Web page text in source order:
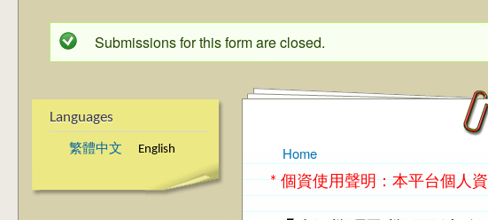
Status message
Submissions for this form are closed.
Languages
繁體中文 English
You are here
Home
* 個資使用聲明：本平台個人